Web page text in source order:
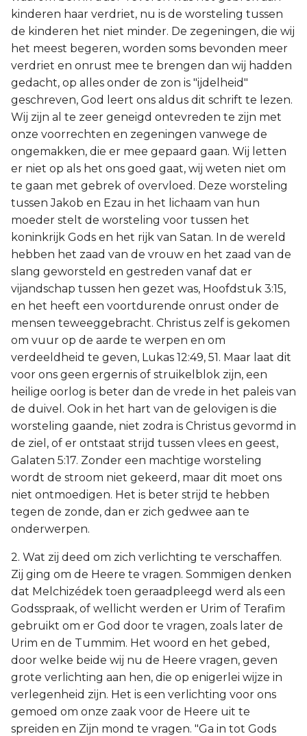
kinderen haar verdriet, nu is de worsteling tussen
de kinderen het niet minder. De zegeningen, die wij
het meest begeren, worden soms bevonden meer
verdriet en onrust mee te brengen dan wij hadden
gedacht, op alles onder de zon is "ijdelheid"
geschreven, God leert ons aldus dit schrift te lezen.
Wij zijn al te zeer geneigd ontevreden te zijn met
onze voorrechten en zegeningen vanwege de
ongemakken, die er mee gepaard gaan. Wij letten
er niet op als het ons goed gaat, wij weten niet om
te gaan met gebrek of overvloed. Deze worsteling
tussen Jakob en Ezau in het lichaam van hun
moeder stelt de worsteling voor tussen het
koninkrijk Gods en het rijk van Satan. In de wereld
hebben het zaad van de vrouw en het zaad van de
slang geworsteld en gestreden vanaf dat er
vijandschap tussen hen gezet was, Hoofdstuk 3:15,
en het heeft een voortdurende onrust onder de
mensen teweeggebracht. Christus zelf is gekomen
om vuur op de aarde te werpen en om
verdeeldheid te geven, Lukas 12:49, 51. Maar laat dit
voor ons geen ergernis of struikelblok zijn, een
heilige oorlog is beter dan de vrede in het paleis van
de duivel. Ook in het hart van de gelovigen is die
worsteling gaande, niet zodra is Christus gevormd in
de ziel, of er ontstaat strijd tussen vlees en geest,
Galaten 5:17. Zonder een machtige worsteling
wordt de stroom niet gekeerd, maar dit moet ons
niet ontmoedigen. Het is beter strijd te hebben
tegen de zonde, dan er zich gedwee aan te
onderwerpen.
2. Wat zij deed om zich verlichting te verschaffen.
Zij ging om de Heere te vragen. Sommigen denken
dat Melchizédek toen geraadpleegd werd als een
Godsspraak, of wellicht werden er Urim of Terafim
gebruikt om er God door te vragen, zoals later de
Urim en de Tummim. Het woord en het gebed,
door welke beide wij nu de Heere vragen, geven
grote verlichting aan hen, die op enigerlei wijze in
verlegenheid zijn. Het is een verlichting voor ons
gemoed om onze zaak voor de Heere uit te
spreiden en Zijn mond te vragen. "Ga in tot Gods